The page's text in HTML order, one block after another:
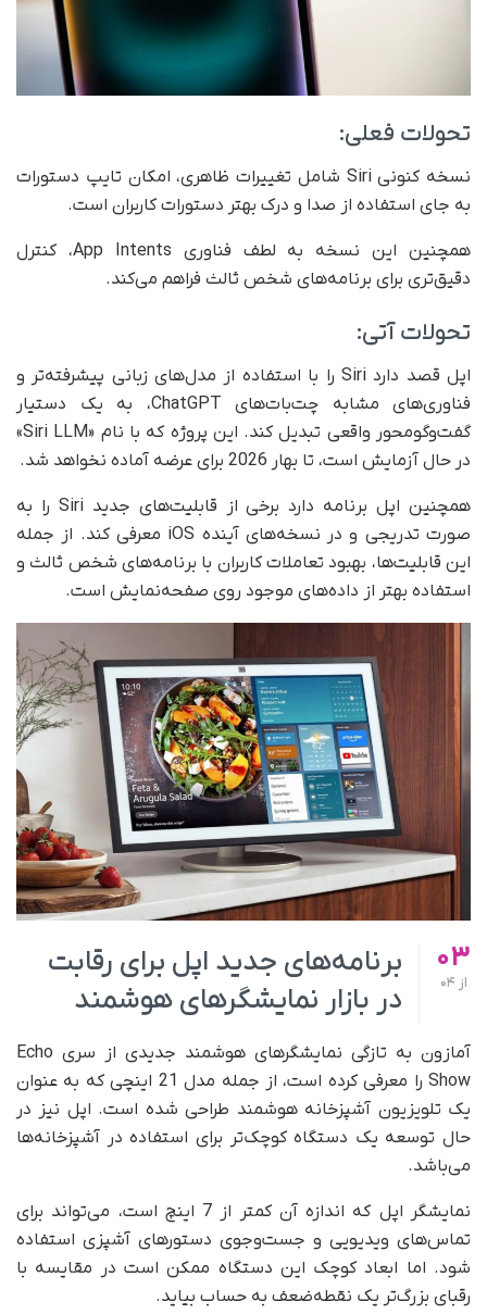
تحولات فعلی:
نسخه کنونی Siri شامل تغییرات ظاهری، امکان تایپ دستورات
به جای استفاده از صدا و درک بهتر دستورات کاربران است.
همچنین این نسخه به لطف فناوری App Intents، کنترل
دقیق‌تری برای برنامه‌های شخص ثالث فراهم می‌کند.
تحولات آتی:
اپل قصد دارد Siri را با استفاده از مدل‌های زبانی پیشرفته‌تر و
فناوری‌های مشابه چت‌بات‌های ChatGPT، به یک دستیار
گفت‌وگومحور واقعی تبدیل کند. این پروژه که با نام «Siri LLM»
در حال آزمایش است، تا بهار 2026 برای عرضه آماده نخواهد شد.
همچنین اپل برنامه دارد برخی از قابلیت‌های جدید Siri را به‌
صورت تدریجی و در نسخه‌های آینده iOS معرفی کند. از جمله
این قابلیت‌ها، بهبود تعاملات کاربران با برنامه‌های شخص ثالث و
استفاده بهتر از داده‌های موجود روی صفحه‌نمایش است.
03
از 04
برنامه‌های جدید اپل برای رقابت
در بازار نمایشگرهای هوشمند
آمازون به تازگی نمایشگرهای هوشمند جدیدی از سری Echo
Show را معرفی کرده است، از جمله مدل 21 اینچی که به‌ عنوان
یک تلویزیون آشپزخانه هوشمند طراحی شده است. اپل نیز در
حال توسعه یک دستگاه کوچک‌تر برای استفاده در آشپزخانه‌ها
می‌باشد.
نمایشگر اپل که اندازه آن کمتر از 7 اینچ است، می‌تواند برای
تماس‌های ویدیویی و جست‌وجوی دستورهای آشپزی استفاده
شود. اما ابعاد کوچک این دستگاه ممکن است در مقایسه با
رقبای بزرگ‌تر یک نقطه‌ضعف به حساب بیاید.